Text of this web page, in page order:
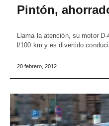
Pintón,
Llama la atención, su motor
l/100 km y es divertido
20 febrero, 2012